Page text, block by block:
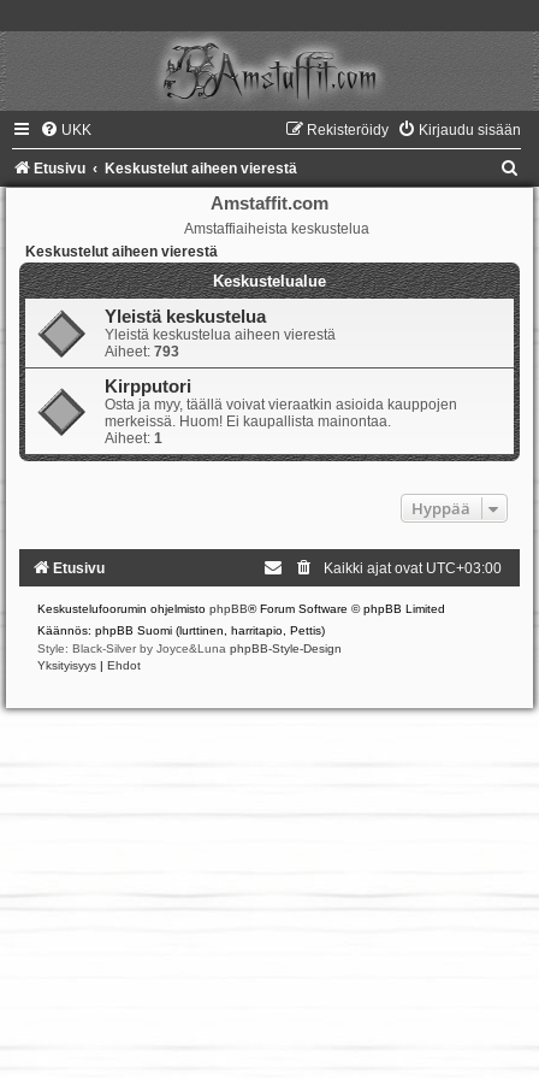
UKK Kirjaudu sisään
Rekisteröidy
Etusivu Keskustelut aiheen vierestä
Amstaffit.com
Amstaffiaiheista keskustelua
Keskustelut aiheen vierestä
Keskustelualue
Yleistä keskustelua
Yleistä keskustelua aiheen vierestä
Aiheet: 793
Kirpputori
Osta ja myy, täällä voivat vieraatkin asioida kauppojen
merkeissä. Huom! Ei kaupallista mainontaa.
Aiheet: 1
Hyppää
Etusivu Kaikki ajat ovat UTC+03:00
Keskustelufoorumin ohjelmisto phpBB® Forum Software © phpBB Limited
Käännös: phpBB Suomi (lurttinen, harritapio, Pettis)
Style: Black-Silver by Joyce&Luna phpBB-Style-Design
Yksityisyys | Ehdot